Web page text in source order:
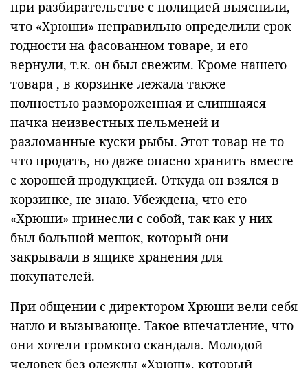
при разбирательстве с полицией выяснили,
что «Хрюши» неправильно определили срок
годности на фасованном товаре, и его
вернули, т.к. он был свежим. Кроме нашего
товара , в корзинке лежала также
полностью размороженная и слипшаяся
пачка неизвестных пельменей и
разломанные куски рыбы. Этот товар не то
что продать, но даже опасно хранить вместе
с хорошей продукцией. Откуда он взялся в
корзинке, не знаю. Убеждена, что его
«Хрюши» принесли с собой, так как у них
был большой мешок, который они
закрывали в ящике хранения для
покупателей.
При общении с директором Хрюши вели себя
нагло и вызывающе. Такое впечатление, что
они хотели громкого скандала. Молодой
человек без одежды «Хрюш», который